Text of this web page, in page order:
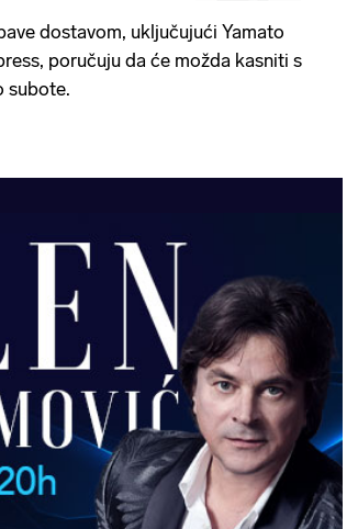
dostavom, uključujući Yamato
poručuju da će možda kasniti s
subote.